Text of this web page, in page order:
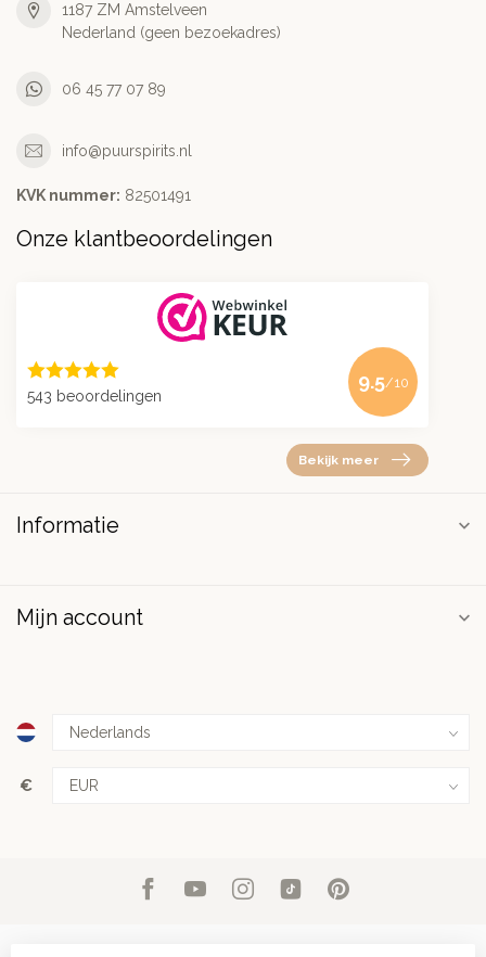
1187 ZM Amstelveen
Nederland (geen bezoekadres)
06 45 77 07 89
info@puurspirits.nl
KVK nummer: 82501491
Onze klantbeoordelingen
543 beoordelingen
9.5/10
Bekijk meer
Informatie
Mijn account
€